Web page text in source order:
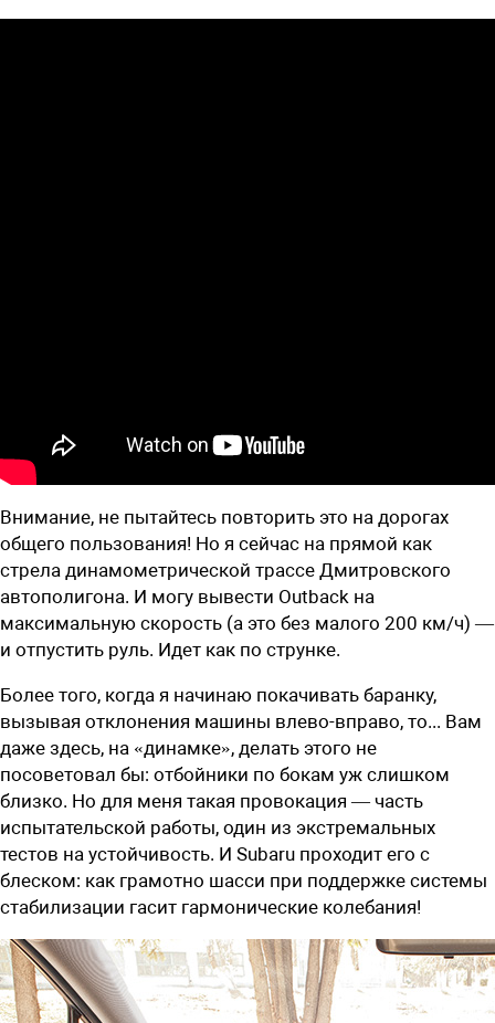
Внимание, не пытайтесь повторить это на дорогах
общего пользования! Но я сейчас на прямой как
стрела динамометрической трассе Дмит­ровского
автополигона. И могу вывести Outback на
максимальную скорость (а это без малого 200 км/ч) —
и отпустить руль. Идет как по струнке.
Более того, когда я начинаю покачивать баранку,
вызывая отклонения машины влево-вправо, то... Вам
даже здесь, на «динамке», делать этого не
посоветовал бы: отбойники по бокам уж слишком
близко. Но для меня такая провокация — часть
испытательской работы, один из экстремальных
тестов на устойчивость. И Subaru проходит его с
блеском: как грамотно шасси при поддержке системы
стабилизации гасит гармонические колебания!